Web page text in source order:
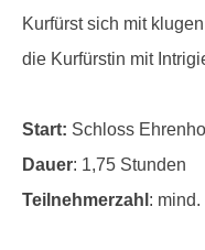
Kurfürst sich mit
die Kurfürstin mit
Start: Schloss
Dauer: 1,75 Stunden
Teilnehmerzahl :